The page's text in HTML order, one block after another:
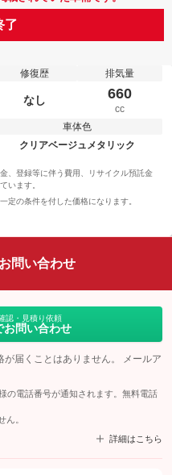
了
修復歴
なし
排気量
660
cc
車体色
クリアベージュメタリック
、登録等に伴う費用、リサイクル預託金
います。
定の条件を付した価格になります。
問い合わせ
認・見積り依頼
お問い合わせ
届くことはありません。 メールア
の電話番号が通知されます。無料電話
ん。
詳細はこちら